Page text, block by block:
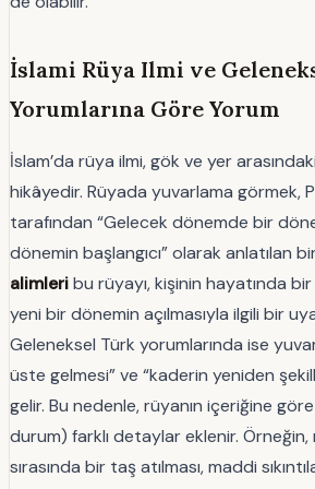
İslami Rüya Ilmi ve
Yorumlarına Göre Yorum
İslam’da rüya ilmi, gök ve yer
hikâyedir. Rüyada yuvarlama görmek,
tarafından “Gelecek dönemde bir
dönemin başlangıcı” olarak anlatılan
alimleribu rüyayı, kişinin hayatında
yeni bir dönemin açılmasıyla ilgili bir
Geleneksel Türk yorumlarında ise
üste gelmesi” ve “kaderin yeniden
gelir. Bu nedenle, rüyanın içeriğine
durum) farklı detaylar eklenir.
sırasında bir taş atılması, maddi